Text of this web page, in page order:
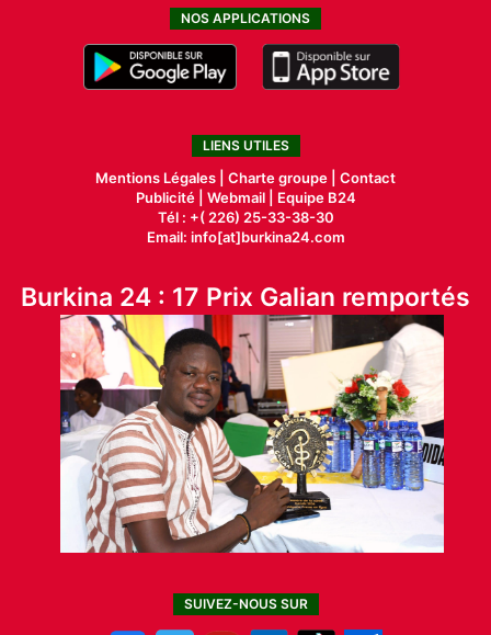
NOS APPLICATIONS
LIENS UTILES
Mentions Légales | Charte groupe | Contact
Publicité| Webmail |
Equipe B24
Tél : +( 226) 25-33-38-30
Email: info[at]burkina24.com
Burkina 24 : 17 Prix Galian remportés
SUIVEZ-NOUS SUR